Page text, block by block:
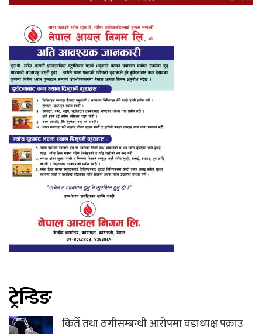
ट्रेन्डिङ
किर्ते तथा ठगीसम्बन्धी आरोपमा वडाध्यक्ष पक्राउ